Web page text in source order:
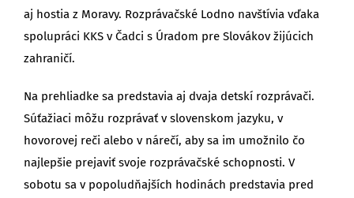
aj hostia z Moravy. Rozprávačské Lodno navštívia vďaka
spolupráci KKS v Čadci s Úradom pre Slovákov žijúcich
zahraničí.
Na prehliadke sa predstavia aj dvaja detskí rozprávači.
Súťažiaci môžu rozprávať v slovenskom jazyku, v
hovorovej reči alebo v nárečí, aby sa im umožnilo čo
najlepšie prejaviť svoje rozprávačské schopnosti. V
sobotu sa v popoludňajších hodinách predstavia pred